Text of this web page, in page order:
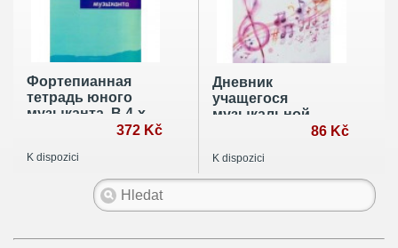
Фортепианная
тетрадь юного
музыканта. В 4-х
частях. Часть 3372 Kč
K dispozici
Дневник
учащегося
музыкальной
86 Kč
K dispozici